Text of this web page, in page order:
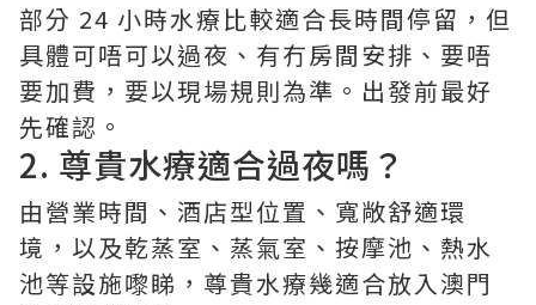
部分 24 小時水療比較適合長時間停留，但
具體可唔可以過夜、有冇房間安排、要唔
要加費，要以現場規則為準。出發前最好
先確認。
2. 尊貴水療適合過夜嗎？
由營業時間、酒店型位置、寬敞舒適環
境，以及乾蒸室、蒸氣室、按摩池、熱水
池等設施嚟睇，尊貴水療幾適合放入澳門